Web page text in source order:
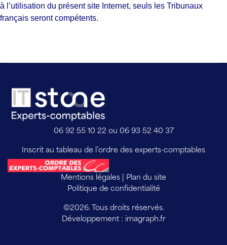
à l’utilisation du présent site Internet, seuls les Tribunaux
français seront compétents.
06 92 55 10 22 ou 06 93 52 40 37
Inscrit au tableau de l’ordre des experts-comptables
Mentions légales
Plan du site
Politique de confidentialité
©2026. Tous droits réservés.
Développement : imagraph.fr